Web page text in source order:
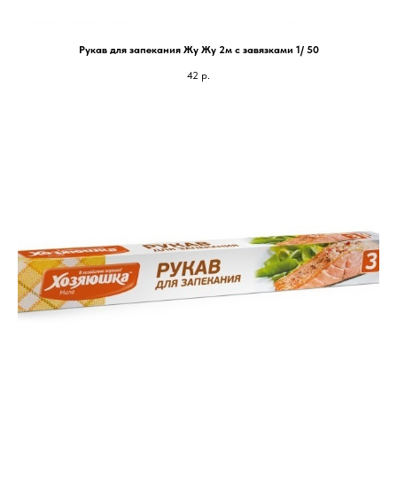
Рукав для запекания Жу Жу 2м с завязками 1/ 50
42 р.